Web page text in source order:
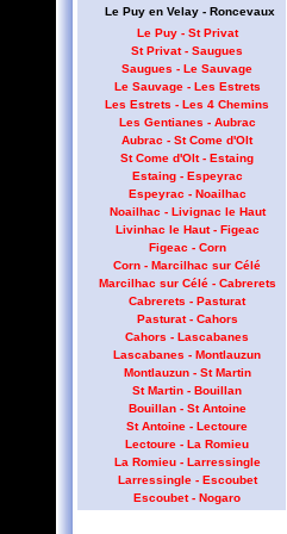
Le Puy en Velay - Roncevaux
Le Puy - St Privat
St Privat - Saugues
Saugues - Le Sauvage
Le Sauvage - Les Estrets
Les Estrets - Les 4 Chemins
Les Gentianes - Aubrac
Aubrac - St Come d'Olt
St Come d'Olt - Estaing
Estaing - Espeyrac
Espeyrac - Noailhac
Noailhac - Livignac le Haut
Livinhac le Haut - Figeac
Figeac - Corn
Corn - Marcilhac sur Célé
Marcilhac sur Célé - Cabrerets
Cabrerets - Pasturat
Pasturat - Cahors
Cahors - Lascabanes
Lascabanes - Montlauzun
Montlauzun - St Martin
St Martin - Bouillan
Bouillan - St Antoine
St Antoine - Lectoure
Lectoure - La Romieu
La Romieu - Larressingle
Larressingle - Escoubet
Escoubet - Nogaro